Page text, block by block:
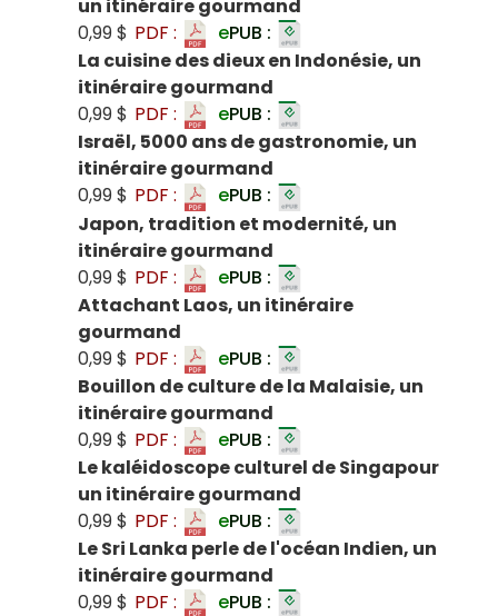
un itinéraire gourmand
0,99 $ PDF : ePUB :
La cuisine des dieux en Indonésie, un
itinéraire gourmand
0,99 $ PDF : ePUB :
Israël, 5000 ans de gastronomie, un
itinéraire gourmand
0,99 $ PDF : ePUB :
Japon, tradition et modernité, un
itinéraire gourmand
0,99 $ PDF : ePUB :
Attachant Laos, un itinéraire
gourmand
0,99 $ PDF : ePUB :
Bouillon de culture de la Malaisie, un
itinéraire gourmand
0,99 $ PDF : ePUB :
Le kaléidoscope culturel de Singapour
un itinéraire gourmand
0,99 $ PDF : ePUB :
Le Sri Lanka perle de l'océan Indien, un
itinéraire gourmand
0,99 $ PDF : ePUB :